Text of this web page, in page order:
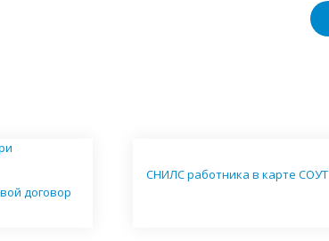
договор
СНИЛС работника в карте СОУТ